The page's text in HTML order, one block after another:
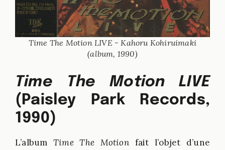
Time The Motion LIVE - Kahoru Kohiruimaki
(album, 1990)
Time The Motion LIVE
(Paisley Park Records,
1990)
L’albumTime The Motionfait l’objet d’une